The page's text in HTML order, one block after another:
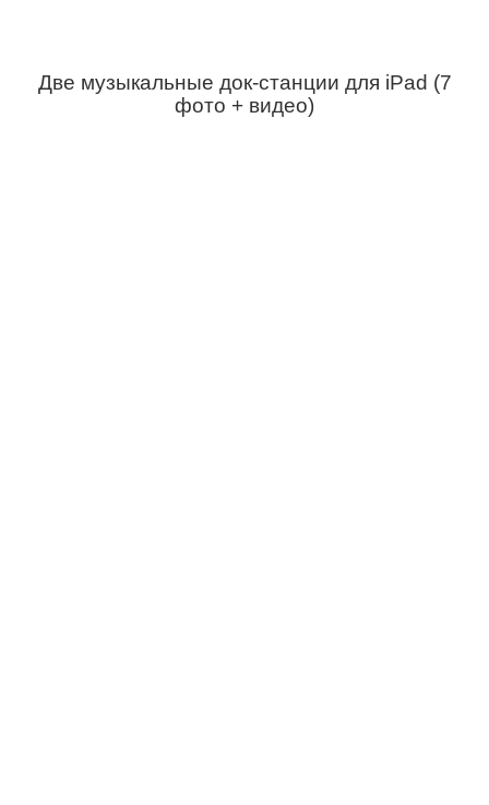
Две музыкальные док-станции для iPad (7
фото + видео)